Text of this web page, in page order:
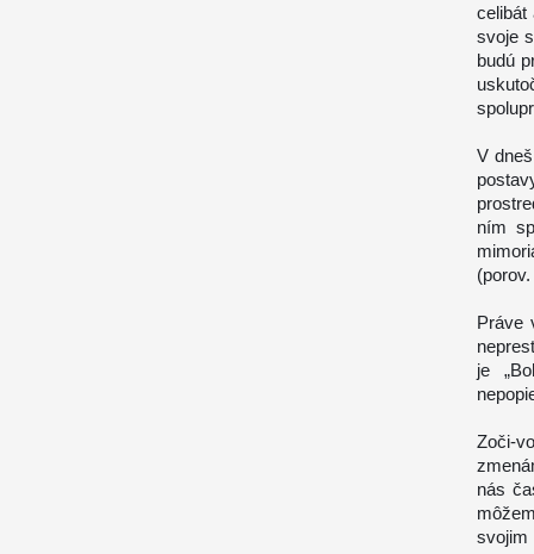
celibát
svoje
budú
V
ním
Práve
je
Zoči-
nás
svojim